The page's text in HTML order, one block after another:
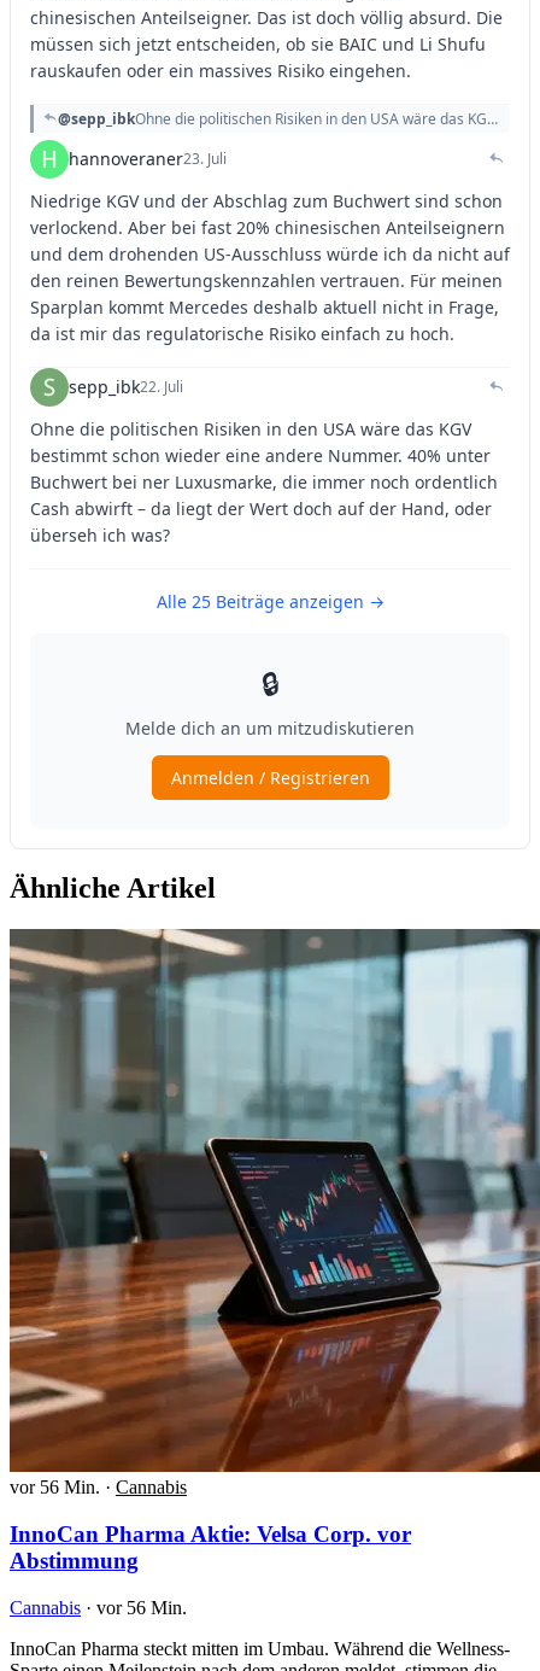
Ähnliche Artikel
vor 56 Min. · Cannabis
InnoCan Pharma Aktie: Velsa Corp. vor
Abstimmung
Cannabis · vor 56 Min.
InnoCan Pharma steckt mitten im Umbau. Während die Wellness-